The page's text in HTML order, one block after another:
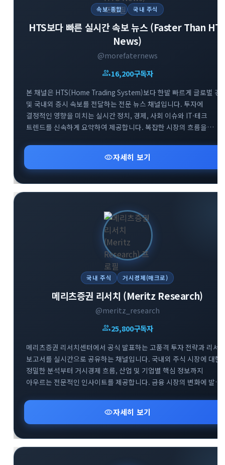
속보·종합 국내 주식
HTS보다 빠른 실시간 속보 뉴스 (Faster Than
News)
@morefaternews
group16,200구독자
본 채널은 HTS(Home Trading System)보다 한발 빠르게 글로벌 경
및 국내외 증시 속보를 전달하는 전문 뉴스 채널입니다. 투자에
결정적인 영향을 미치는 실시간 정치, 경제, 사회 이슈와 IT·테크
트렌드를 신속하게 요약하여 제공합니다. 복잡한 시장의 흐름을
빠르고 정확한 정보를 엄선하여 공유합니다. 급변하는 시장 속에서
최고의 정보 경쟁력을 확보해 보세요.
visibility자세히 보기
국내 주식 거시경제(매크로)
메리츠증권 리서치 (Meritz Research)
@meritz_research
group25,800구독자
메리츠증권 리서치센터에서 공식 발표하는 고품격 투자 전략과 리서
보고서를 실시간으로 공유하는 채널입니다. 국내외 주식 시장에 대한
정밀한 분석부터 거시경제 흐름, 산업 및 기업별 핵심 정보까지
아우르는 전문적인 인사이트를 제공합니다. 금융 시장의 변화에 발
높은 데이터를 엄선하여 전달해 드립니다.
visibility자세히 보기